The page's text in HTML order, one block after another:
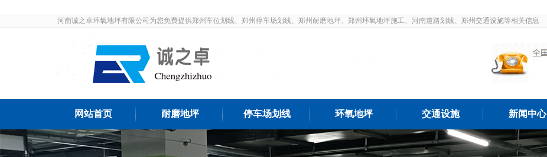
河南诚之卓环氧地坪有限公司为您免费提供郑州车位划线、郑州停车场划线、郑州耐磨地坪、郑州环氧地坪施工、河南道路划线、郑州交通设施等相关信息
网站首页 耐磨地坪 停车场划线 环氧地坪 交通设施 新闻中心